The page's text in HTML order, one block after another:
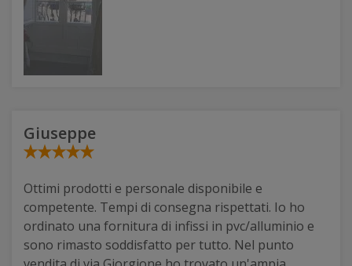
Giuseppe
Ottimi prodotti e personale disponibile e
competente. Tempi di consegna rispettati. Io ho
ordinato una fornitura di infissi in pvc/alluminio e
sono rimasto soddisfatto per tutto. Nel punto